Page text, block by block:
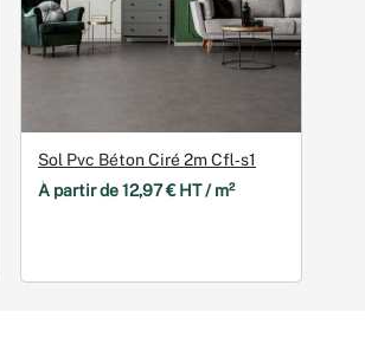
Sol Pvc Béton Ciré 2m Cfl‑s1
À partir de 12,97 € HT / m²